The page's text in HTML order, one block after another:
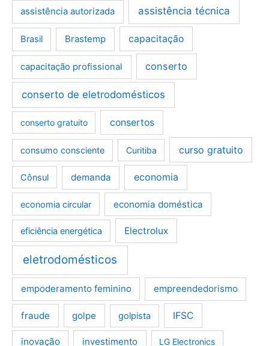
assistência autorizada assistência técnica
Brasil Brastemp capacitação
capacitação profissional conserto
conserto de eletrodomésticos
conserto gratuito consertos
consumo consciente Curitiba curso gratuito
Cônsul demanda economia
economia circular economia doméstica
eficiência energética Electrolux
eletrodomésticos
empoderamento feminino empreendedorismo
fraude golpe golpista IFSC
inovação investimento LG Electronics